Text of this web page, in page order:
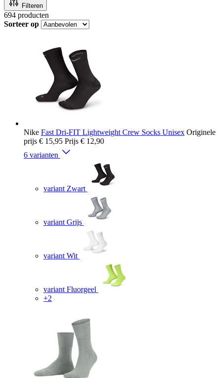
Filteren
694 producten
Sorteer op
Nike Fast Dri-FIT Lightweight Crew Socks Unisex Originele
prijs € 15,95 Prijs € 12,90
6 varianten
variant Zwart
variant Grijs
variant Wit
variant Fluorgeel
+2